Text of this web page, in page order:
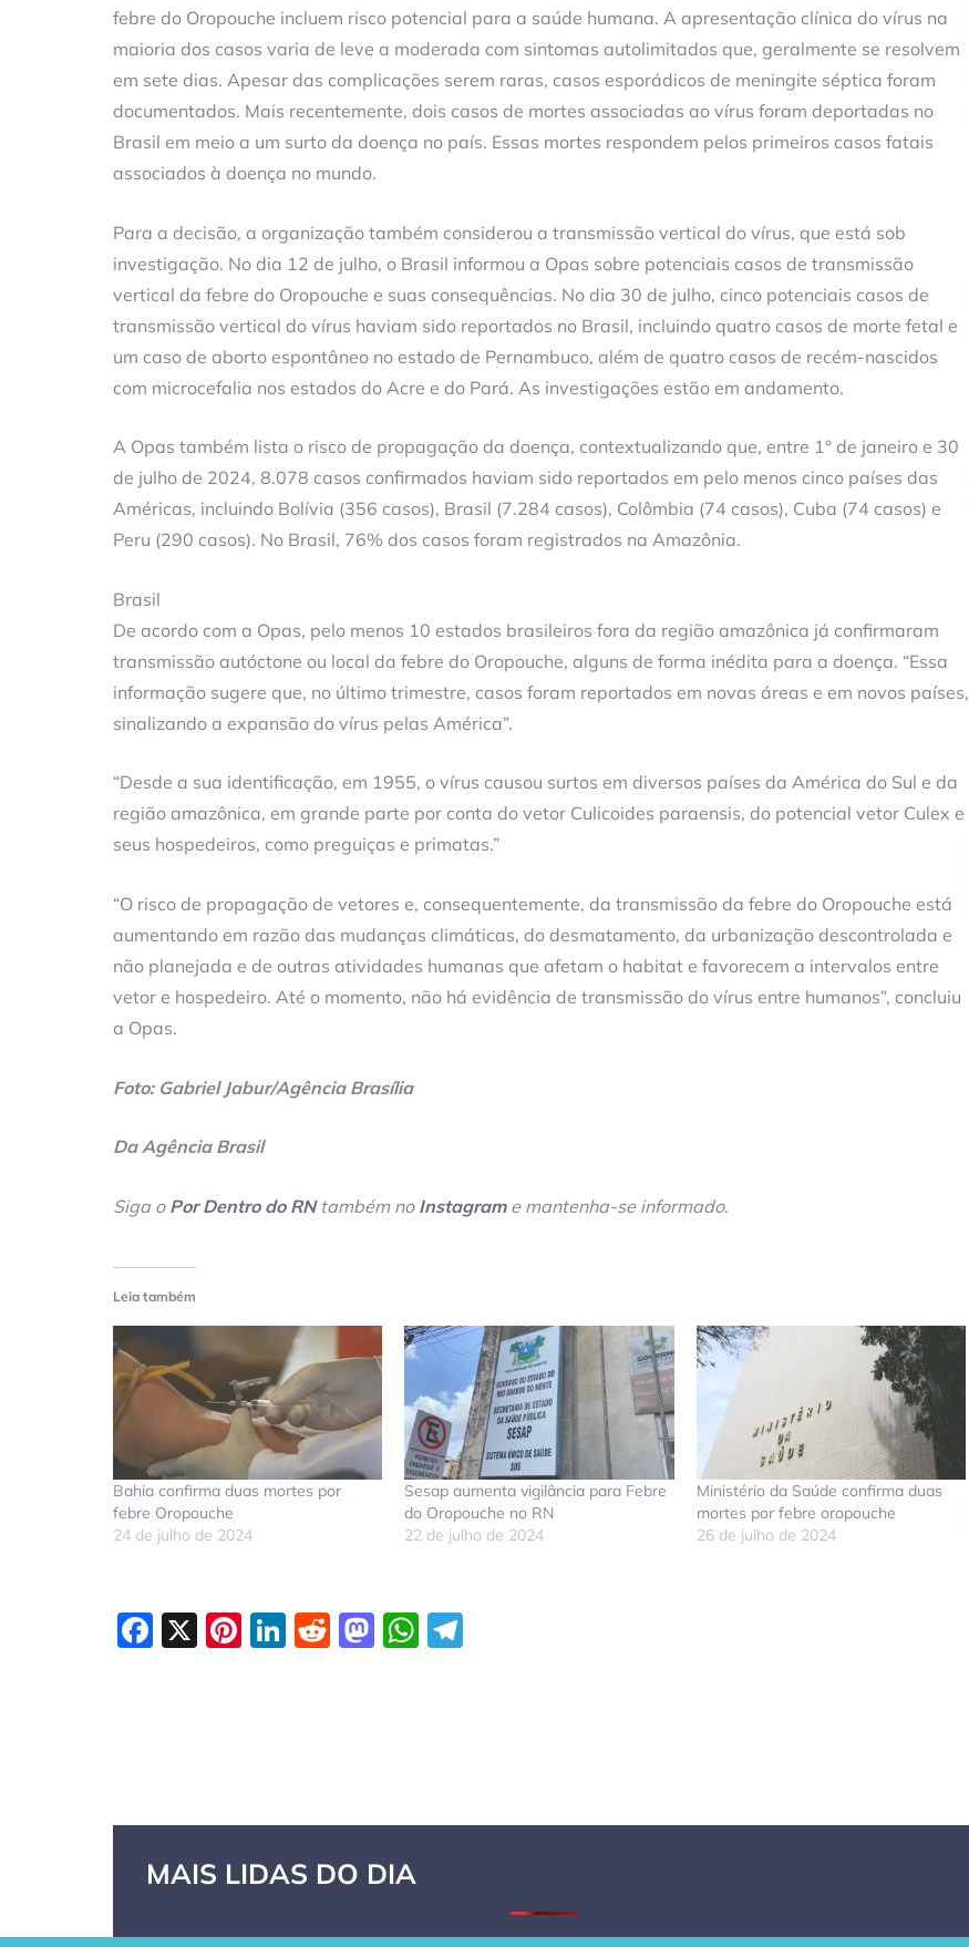
febre do Oropouche incluem risco potencial para a saúde humana. A apresentação clínica do vírus na
maioria dos casos varia de leve a moderada com sintomas autolimitados que, geralmente se resolvem
em sete dias. Apesar das complicações serem raras, casos esporádicos de meningite séptica foram
documentados. Mais recentemente, dois casos de mortes associadas ao vírus foram deportadas no
Brasil em meio a um surto da doença no país. Essas mortes respondem pelos primeiros casos fatais
associados à doença no mundo.
Para a decisão, a organização também considerou a transmissão vertical do vírus, que está sob
investigação. No dia 12 de julho, o Brasil informou a Opas sobre potenciais casos de transmissão
vertical da febre do Oropouche e suas consequências. No dia 30 de julho, cinco potenciais casos de
transmissão vertical do vírus haviam sido reportados no Brasil, incluindo quatro casos de morte fetal e
um caso de aborto espontâneo no estado de Pernambuco, além de quatro casos de recém-nascidos
com microcefalia nos estados do Acre e do Pará. As investigações estão em andamento.
A Opas também lista o risco de propagação da doença, contextualizando que, entre 1° de janeiro e 30
de julho de 2024, 8.078 casos confirmados haviam sido reportados em pelo menos cinco países das
Américas, incluindo Bolívia (356 casos), Brasil (7.284 casos), Colômbia (74 casos), Cuba (74 casos) e
Peru (290 casos). No Brasil, 76% dos casos foram registrados na Amazônia.
Brasil
De acordo com a Opas, pelo menos 10 estados brasileiros fora da região amazônica já confirmaram
transmissão autóctone ou local da febre do Oropouche, alguns de forma inédita para a doença. “Essa
informação sugere que, no último trimestre, casos foram reportados em novas áreas e em novos países,
sinalizando a expansão do vírus pelas América”.
“Desde a sua identificação, em 1955, o vírus causou surtos em diversos países da América do Sul e da
região amazônica, em grande parte por conta do vetor Culicoides paraensis, do potencial vetor Culex e
seus hospedeiros, como preguiças e primatas.”
“O risco de propagação de vetores e, consequentemente, da transmissão da febre do Oropouche está
aumentando em razão das mudanças climáticas, do desmatamento, da urbanização descontrolada e
não planejada e de outras atividades humanas que afetam o habitat e favorecem a intervalos entre
vetor e hospedeiro. Até o momento, não há evidência de transmissão do vírus entre humanos”, concluiu
a Opas.
Foto: Gabriel Jabur/Agência Brasília
Da Agência Brasil
Siga o Por Dentro do RNtambém no Instagrame mantenha-se informado.
Leia também
Bahia confirma duas mortes por
febre Oropouche
24 de julho de 2024
Sesap aumenta vigilância para Febre
do Oropouche no RN
22 de julho de 2024
Ministério da Saúde confirma duas
mortes por febre oropouche
26 de julho de 2024
Facebook
X Pinterest
LinkedIn
Reddit
Mastodon
WhatsApp
MAIS LIDAS DO DIA